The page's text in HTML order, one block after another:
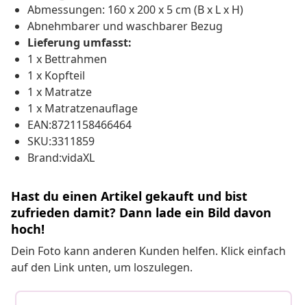
Abmessungen: 160 x 200 x 5 cm (B x L x H)
Abnehmbarer und waschbarer Bezug
Lieferung umfasst:
1 x Bettrahmen
1 x Kopfteil
1 x Matratze
1 x Matratzenauflage
EAN:8721158466464
SKU:3311859
Brand:vidaXL
Hast du einen Artikel gekauft und bist
zufrieden damit? Dann lade ein Bild davon
hoch!
Dein Foto kann anderen Kunden helfen. Klick einfach
auf den Link unten, um loszulegen.